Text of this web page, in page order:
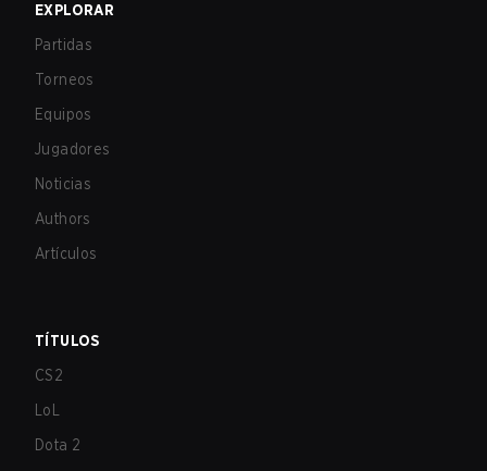
EXPLORAR
Partidas
Torneos
Equipos
Jugadores
Noticias
Authors
Artículos
TÍTULOS
CS2
LoL
Dota 2